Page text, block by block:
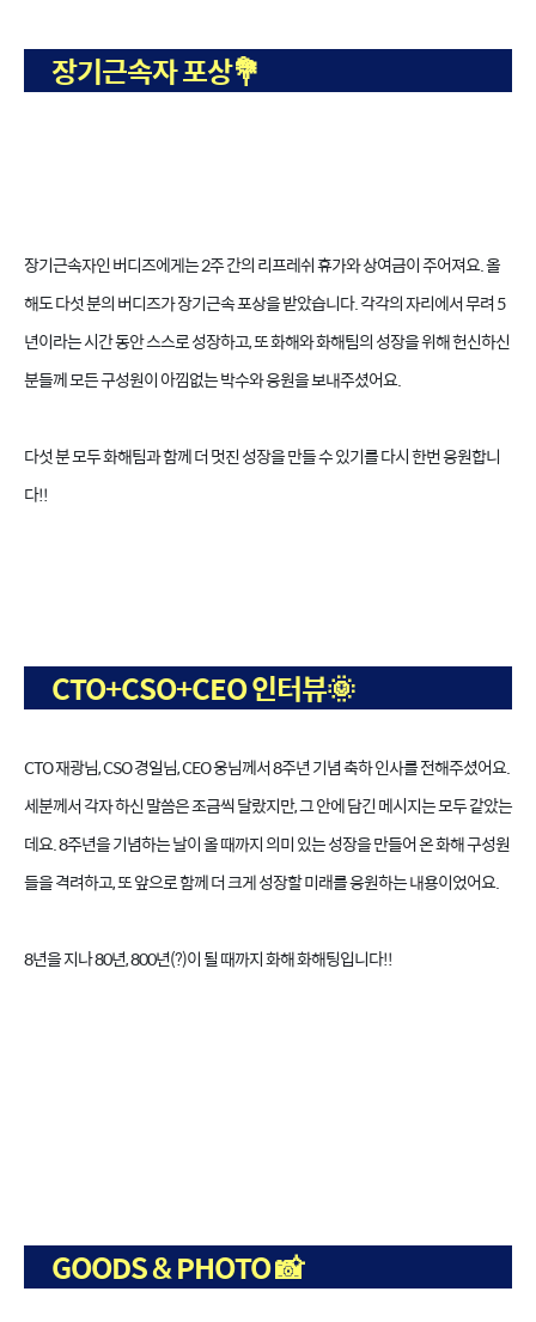
장기근속자 포상💐
장기근속자인 버디즈에게는 2주 간의 리프레쉬 휴가와 상여금이 주어져요. 올
해도 다섯 분의 버디즈가 장기근속 포상을 받았습니다. 각각의 자리에서 무려 5
년이라는 시간 동안 스스로 성장하고, 또 화해와 화해팀의 성장을 위해 헌신하신
분들께 모든 구성원이 아낌없는 박수와 응원을 보내주셨어요.
다섯 분 모두 화해팀과 함께 더 멋진 성장을 만들 수 있기를 다시 한번 응원합니
다!!
CTO+CSO+CEO 인터뷰🌞
CTO 재광님, CSO 경일님, CEO 웅님께서 8주년 기념 축하 인사를 전해주셨어요.
세분께서 각자 하신 말씀은 조금씩 달랐지만, 그 안에 담긴 메시지는 모두 같았는
데요. 8주년을 기념하는 날이 올 때까지 의미 있는 성장을 만들어 온 화해 구성원
들을 격려하고, 또 앞으로 함께 더 크게 성장할 미래를 응원하는 내용이었어요.
8년을 지나 80년, 800년(?)이 될 때까지 화해 화해팅입니다!!
GOODS & PHOTO 📸